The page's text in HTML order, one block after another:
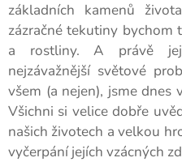
základních kamenů
zázračné tekutiny bychom
a rostliny. A právě
nejzávažnější světové
všem (a nejen), jsme dnes
Všichni si velice dobře
našich životech a velkou
vyčerpání jejích vzácných